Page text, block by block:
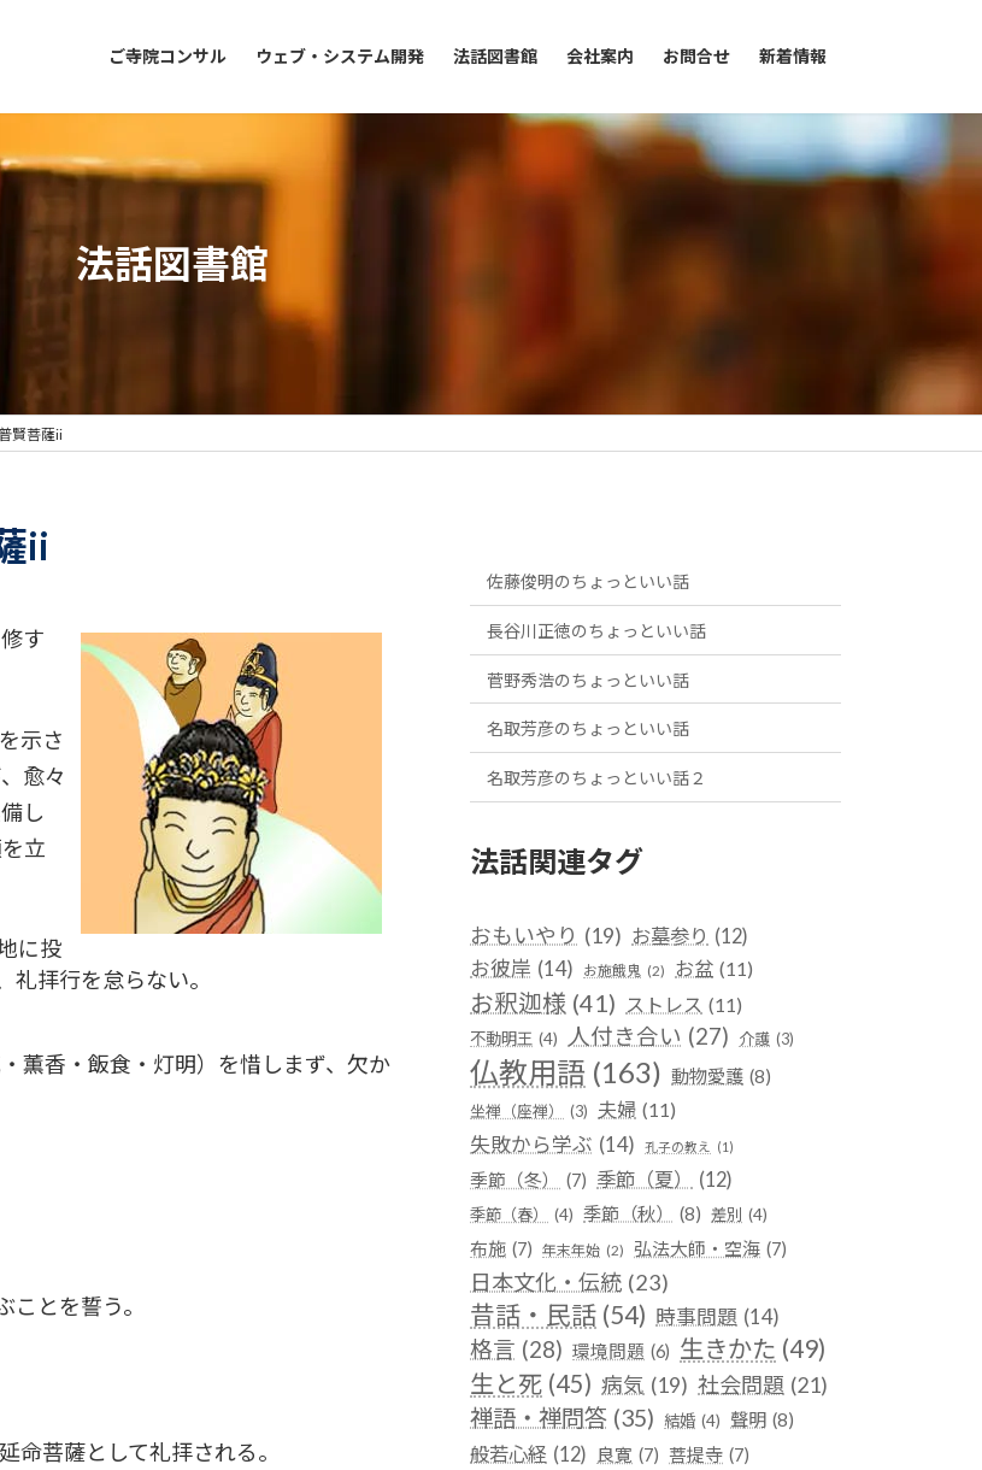
ご寺院コンサル ウェブ・システム開発 法話図書館 会社案内 お問合せ 新着情報
法話図書館
賢菩薩ii
ii
す
示さ
愈々
し
立
に投
拝行を怠らない。
薫香・飯食・灯明）を惜しまず、欠か
とを誓う。
菩薩として礼拝される。
佐藤俊明のちょっといい話
長谷川正徳のちょっといい話
菅野秀浩のちょっといい話
名取芳彦のちょっといい話
名取芳彦のちょっといい話２
法話関連タグ
おもいやり (19) お墓参り (12)
お彼岸 (14) お施餓鬼 (2) お盆 (11)
お釈迦様 (41) ストレス (11)
不動明王 (4) 人付き合い (27) 介護 (3)
仏教用語 (163) 動物愛護 (8)
坐禅（座禅） (3) 夫婦 (11)
失敗から学ぶ (14) 孔子の教え (1)
季節（冬） (7) 季節（夏） (12)
季節（春） (4) 季節（秋） (8) 差別 (4)
布施 (7) 年末年始 (2) 弘法大師・空海 (7)
日本文化・伝統 (23)
昔話・民話 (54) 時事問題 (14)
格言 (28) 環境問題 (6) 生きかた (49)
生と死 (45) 病気 (19) 社会問題 (21)
禅語・禅問答 (35) 結婚 (4) 聲明 (8)
般若心経 (12) 良寛 (7) 菩提寺 (7)